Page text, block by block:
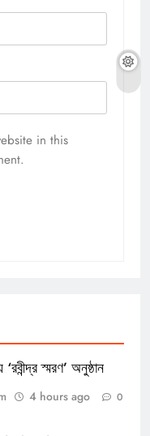
in this
স্মরণ’ অনুষ্ঠান
4 hours ago 0